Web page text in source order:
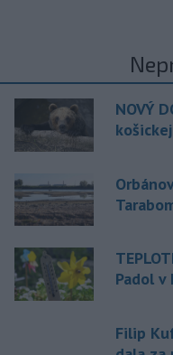
NOVÝ
Padol v
Filip